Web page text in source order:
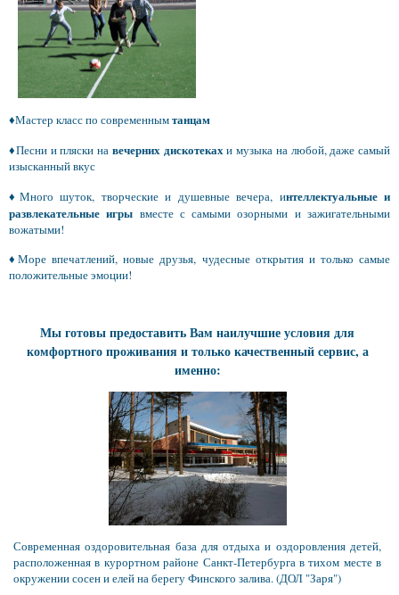
♦Мастер класс по современнымтанцам
♦Песни и пляски на вечерних дискотекахи музыка на любой, даже самый
изысканный вкус
♦ Много шуток, творческие и душевные вечера, интеллектуальные и
развлекательные игры вместе с самыми озорными и зажигательными
вожатыми!
♦Море впечатлений, новые друзья, чудесные открытия и только самые
положительные эмоции!
Мы готовы предоставить Вам наилучшие условия для
комфортного проживания и только качественный сервис, а
именно:
Современная оздоровительная база для отдыха и оздоровления детей,
расположенная в курортном районе Санкт-Петербурга в тихом месте в
окружении сосен и елей на берегу Финского залива. (ДОЛ "Заря")